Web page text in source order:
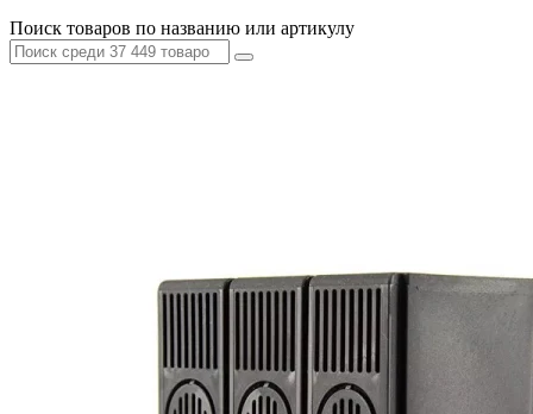
Поиск товаров по названию или артикулу